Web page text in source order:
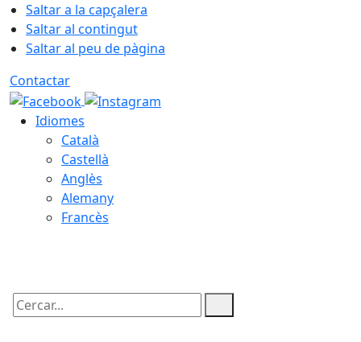
Saltar a la capçalera
Saltar al contingut
Saltar al peu de pàgina
Contactar
Idiomes
Català
Castellà
Anglès
Alemany
Francès
Cercar: